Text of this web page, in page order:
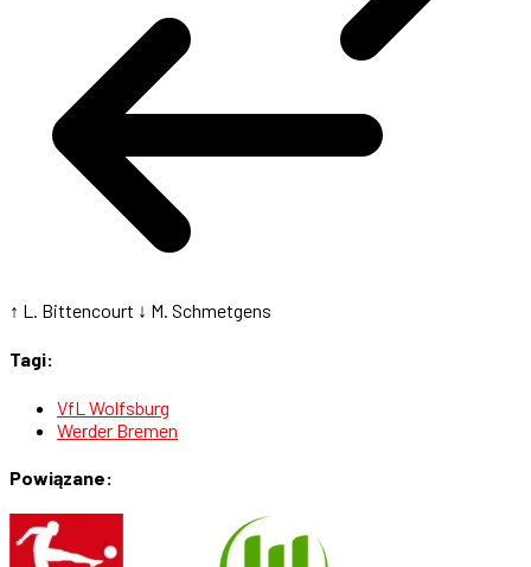
↑ L. Bittencourt ↓ M. Schmetgens
Tagi:
VfL Wolfsburg
Werder Bremen
Powiązane: